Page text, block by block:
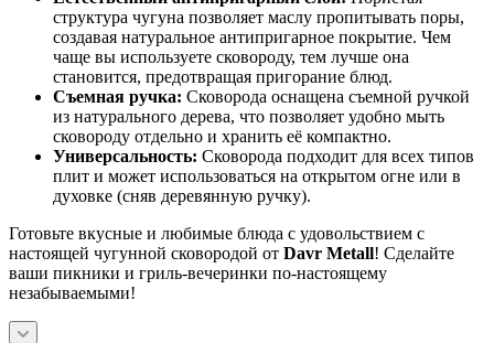
структура чугуна позволяет маслу пропитывать поры,
создавая натуральное антипригарное покрытие. Чем
чаще вы используете сковороду, тем лучше она
становится, предотвращая пригорание блюд.
Съемная ручка: Сковорода оснащена съемной ручкой
из натурального дерева, что позволяет удобно мыть
сковороду отдельно и хранить её компактно.
Универсальность: Сковорода подходит для всех типов
плит и может использоваться на открытом огне или в
духовке (сняв деревянную ручку).
Готовьте вкусные и любимые блюда с удовольствием с
настоящей чугунной сковородой от Davr Metall! Сделайте
ваши пикники и гриль-вечеринки по-настоящему
незабываемыми!